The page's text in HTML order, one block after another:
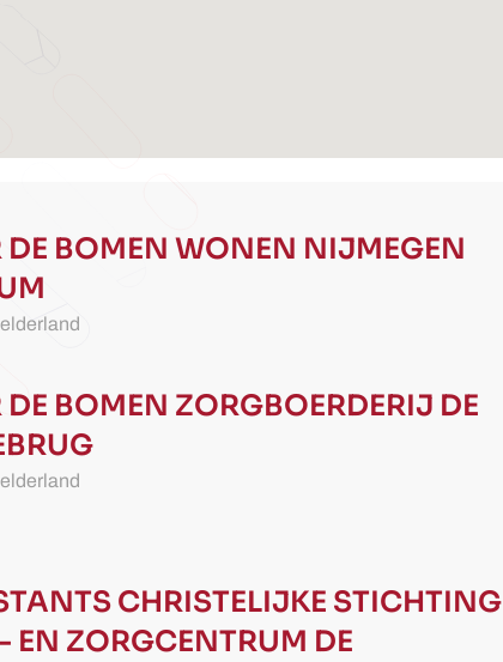
BOMEN WONEN NIJMEGEN
BOMEN ZORGBOERDERIJ DE
CHRISTELIJKE STICHTING
EN ZORGCENTRUM DE